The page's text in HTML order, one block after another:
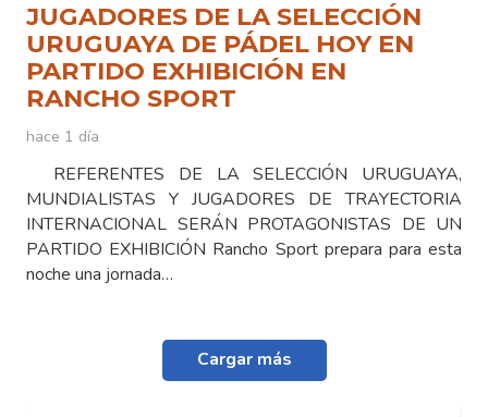
JUGADORES DE LA SELECCIÓN
URUGUAYA DE PÁDEL HOY EN
PARTIDO EXHIBICIÓN EN
RANCHO SPORT
hace 1 día
REFERENTES DE LA SELECCIÓN URUGUAYA,
MUNDIALISTAS Y JUGADORES DE TRAYECTORIA
INTERNACIONAL SERÁN PROTAGONISTAS DE UN
PARTIDO EXHIBICIÓN Rancho Sport prepara para esta
noche una jornada…
Cargar más